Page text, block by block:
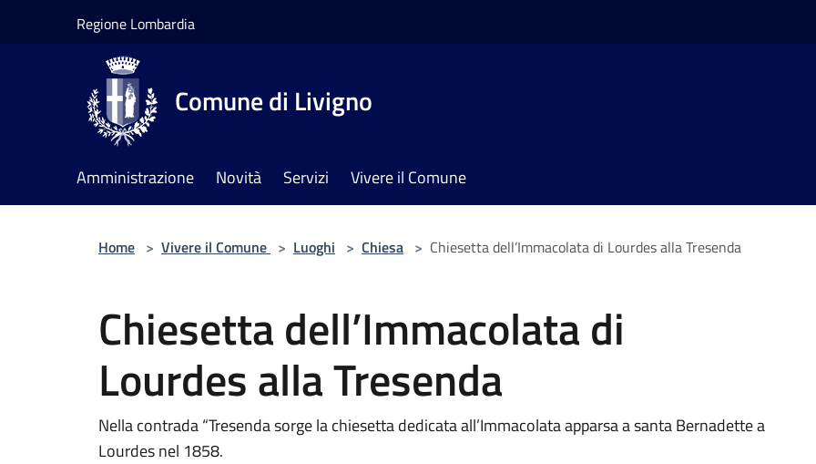
Regione Lombardia
Comune di Livigno
Amministrazione Novità Servizi Vivere il Comune
Home > Vivere il Comune > Luoghi > Chiesa > Chiesetta dell’Immacolata di Lourdes alla Tresenda
Chiesetta dell’Immacolata di
Lourdes alla Tresenda
Nella contrada “Tresenda sorge la chiesetta dedicata all’Immacolata apparsa a santa Bernadette a
Lourdes nel 1858.